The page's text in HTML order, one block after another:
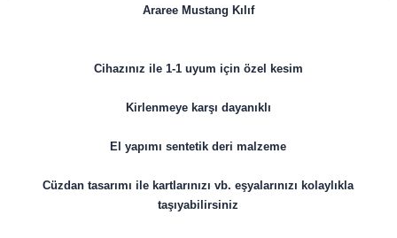
Araree Mustang Kılıf
Cihazınız ile 1-1 uyum için özel kesim
Kirlenmeye karşı dayanıklı
El yapımı sentetik deri malzeme
Cüzdan tasarımı ile kartlarınızı vb. eşyalarınızı kolaylıkla
taşıyabilirsiniz